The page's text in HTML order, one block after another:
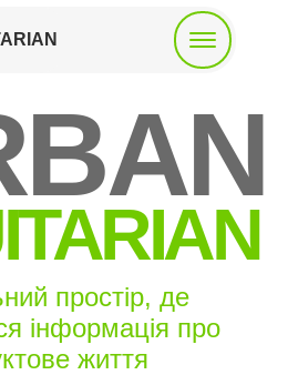
простір, де
інформація про
життя